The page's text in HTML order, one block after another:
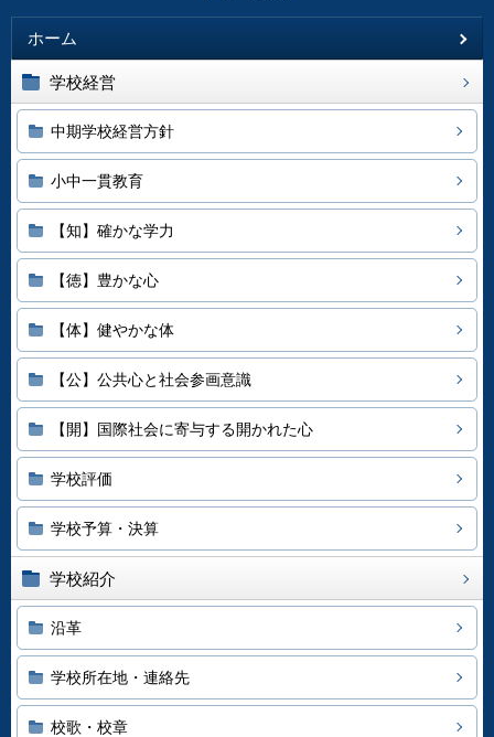
ホーム
学校経営
中期学校経営方針
小中一貫教育
【知】確かな学力
【徳】豊かな心
【体】健やかな体
【公】公共心と社会参画意識
【開】国際社会に寄与する開かれた心
学校評価
学校予算・決算
学校紹介
沿革
学校所在地・連絡先
校歌・校章